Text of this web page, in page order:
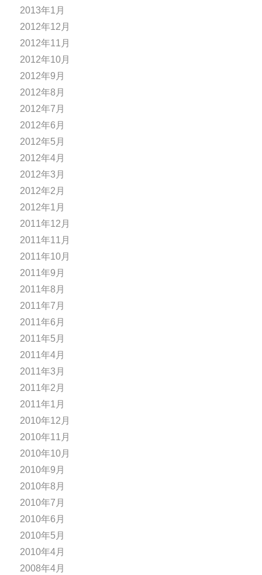
2013年1月
2012年12月
2012年11月
2012年10月
2012年9月
2012年8月
2012年7月
2012年6月
2012年5月
2012年4月
2012年3月
2012年2月
2012年1月
2011年12月
2011年11月
2011年10月
2011年9月
2011年8月
2011年7月
2011年6月
2011年5月
2011年4月
2011年3月
2011年2月
2011年1月
2010年12月
2010年11月
2010年10月
2010年9月
2010年8月
2010年7月
2010年6月
2010年5月
2010年4月
2008年4月